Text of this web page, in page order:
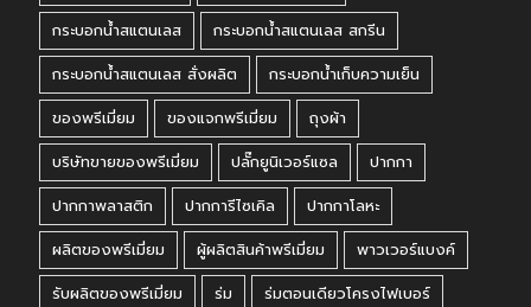
กระบอกน้ำสแตนเลส
กระบอกน้ำสแตนเลส สกรีน
กระบอกน้ำสแตนเลส สั่งผลิต
กระบอกน้ำเก็บความเย็น
ของพรีเมี่ยม
ของแจกพรีเมี่ยม
ถุงผ้า
บริษัทขายของพรีเมี่ยม
ปลั๊กยูนิเวอร์แซล
ปากกา
ปากกาพลาสติก
ปากการีไซเคิล
ปากกาโลหะ
ผลิตของพรีเมี่ยม
ผู้ผลิตสินค้าพรีเมี่ยม
พาวเวอร์แบงค์
รับผลิตของพรีเมี่ยม
ร่ม
ร่มตอนเดียวโครงไฟเบอร์